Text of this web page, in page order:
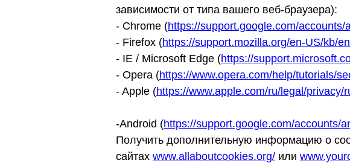
зависимости от типа вашего веб-браузера):
- Chrome (https://support.google.com/accounts/
- Firefox (https://support.mozilla.org/en-US/kb/
- IE / Microsoft Edge (https://
- Opera (https://www.opera.com/help/tutorials/
- Apple (https://www.apple.com/ru/legal/privacy/
-Android (https://support.google.com/accounts/
Получить дополнительную информацию о
сайтах www.allaboutcookies.org/ или